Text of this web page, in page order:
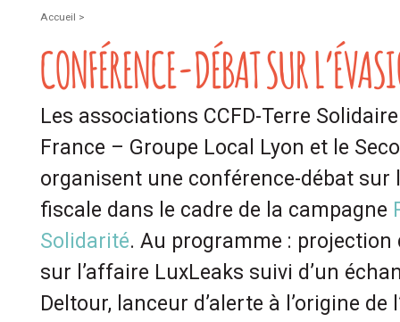
Accueil >
CONFÉRENCE-DÉBAT SUR
Les associations CCFD-Terre Solidaire
France – Groupe Local Lyon et le
organisent une conférence-débat sur
fiscale dans le cadre de la campagne
Solidarité. Au programme : projection
sur l’affaire LuxLeaks suivi d’un
Deltour, lanceur d’alerte à l’origine de